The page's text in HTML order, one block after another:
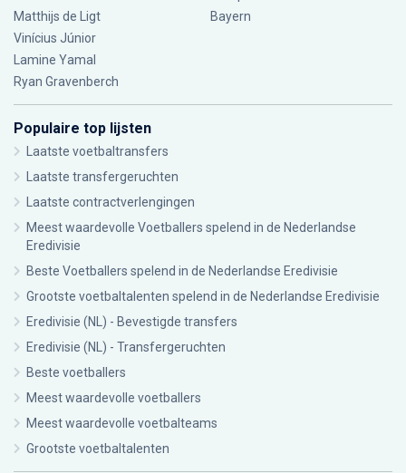
Matthijs de Ligt
Vinícius Júnior
Lamine Yamal
Ryan Gravenberch
Bayern
Populaire top lijsten
Laatste voetbaltransfers
Laatste transfergeruchten
Laatste contractverlengingen
Meest waardevolle Voetballers spelend in de Nederlandse
Eredivisie
Beste Voetballers spelend in de Nederlandse Eredivisie
Grootste voetbaltalenten spelend in de Nederlandse Eredivisie
Eredivisie (NL) - Bevestigde transfers
Eredivisie (NL) - Transfergeruchten
Beste voetballers
Meest waardevolle voetballers
Meest waardevolle voetbalteams
Grootste voetbaltalenten